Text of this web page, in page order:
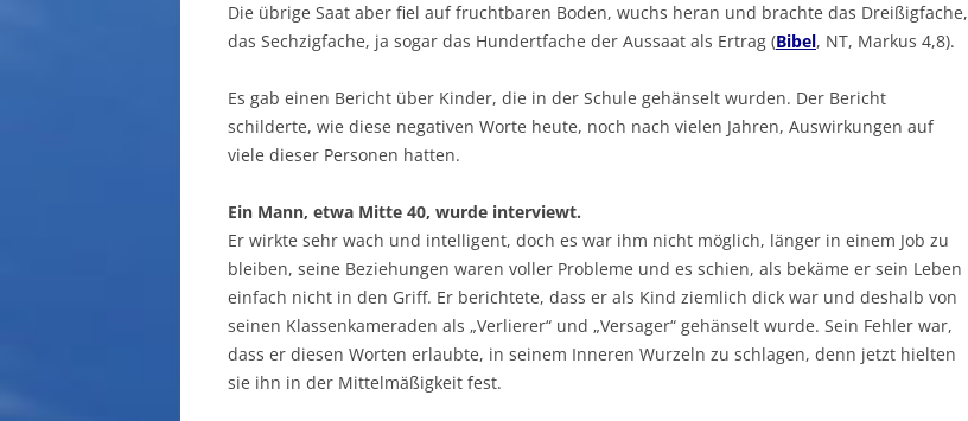
Die übrige Saat aber fiel auf fruchtbaren Boden, wuchs heran und brachte das Dreißigfache,
das Sechzigfache, ja sogar das Hundertfache der Aussaat als Ertrag (Bibel, NT, Markus 4,8).
Es gab einen Bericht über Kinder, die in der Schule gehänselt wurden. Der Bericht
schilderte, wie diese negativen Worte heute, noch nach vielen Jahren, Auswirkungen auf
viele dieser Personen hatten.
Ein Mann, etwa Mitte 40, wurde interviewt.
Er wirkte sehr wach und intelligent, doch es war ihm nicht möglich, länger in einem Job zu
bleiben, seine Beziehungen waren voller Probleme und es schien, als bekäme er sein Leben
einfach nicht in den Griff. Er berichtete, dass er als Kind ziemlich dick war und deshalb von
seinen Klassenkameraden als „Verlierer“ und „Versager“ gehänselt wurde. Sein Fehler war,
dass er diesen Worten erlaubte, in seinem Inneren Wurzeln zu schlagen, denn jetzt hielten
sie ihn in der Mittelmäßigkeit fest.